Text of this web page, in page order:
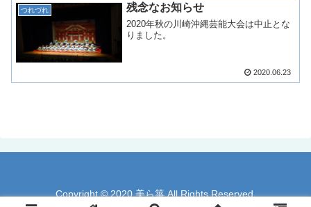
つれづれ 残念なお知らせ
2020年秋の川崎沖縄芸能大会は中止とな
りました。
2020.06.23
Copyright © 2020 美ら箏 All Rights Reserved.